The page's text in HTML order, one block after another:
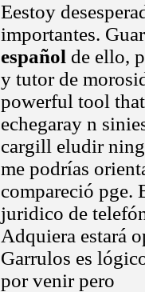
Eestoy
importantes.
español de ello,
y tutor de
powerful tool
echegaray n
cargill eludir
me podrías
compareció pge.
juridico de
Adquiera estará
Garrulos es
por venir pero